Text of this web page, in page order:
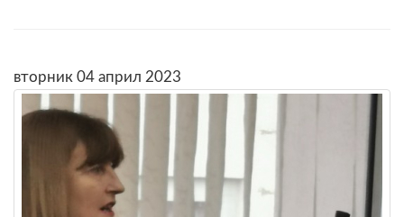
вторник 04 април 2023